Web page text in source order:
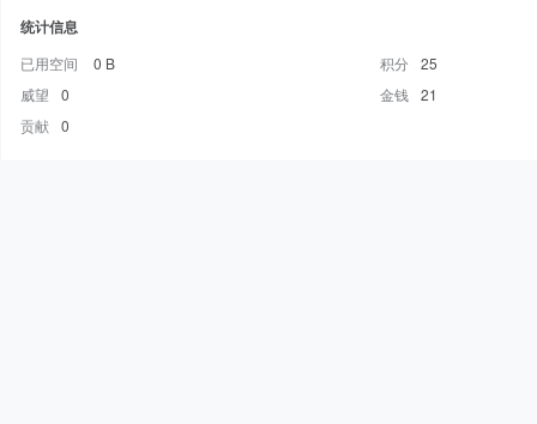
统计信息
已用空间 0 B 积分 25
威望
0 金钱 21
贡献 0